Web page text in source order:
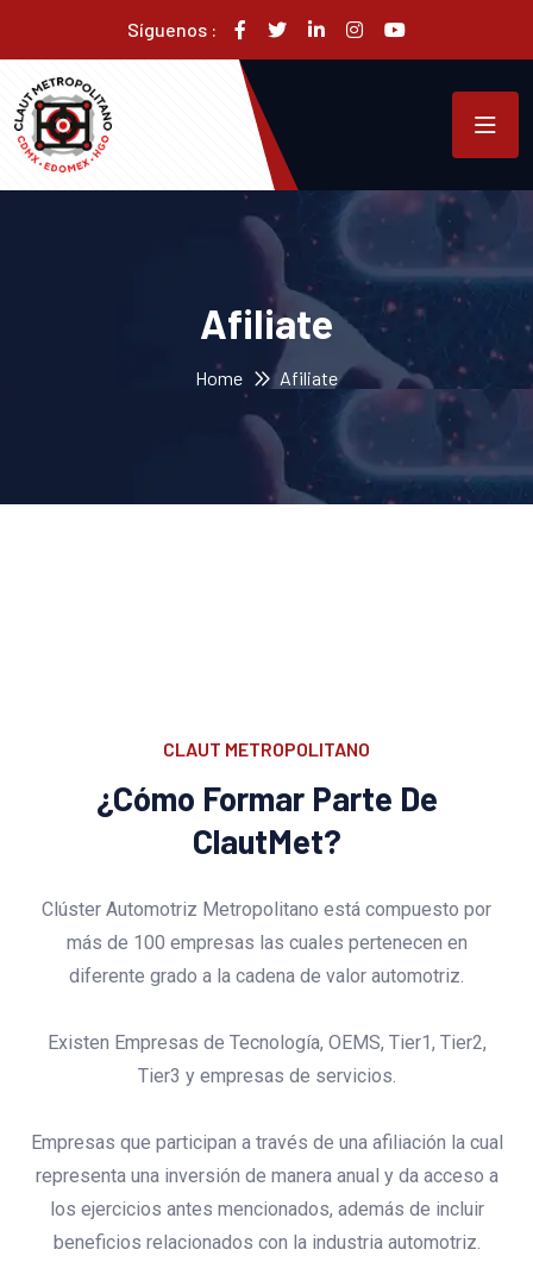
Síguenos :
Afiliate
Home Afiliate
CLAUT METROPOLITANO
¿Cómo Formar Parte De
ClautMet?
Clúster Automotriz Metropolitano está compuesto por
más de 100 empresas las cuales pertenecen en
diferente grado a la cadena de valor automotriz.
Existen Empresas de Tecnología, OEMS, Tier1, Tier2,
Tier3 y empresas de servicios.
Empresas que participan a través de una afiliación la cual
representa una inversión de manera anual y da acceso a
los ejercicios antes mencionados, además de incluir
beneficios relacionados con la industria automotriz.